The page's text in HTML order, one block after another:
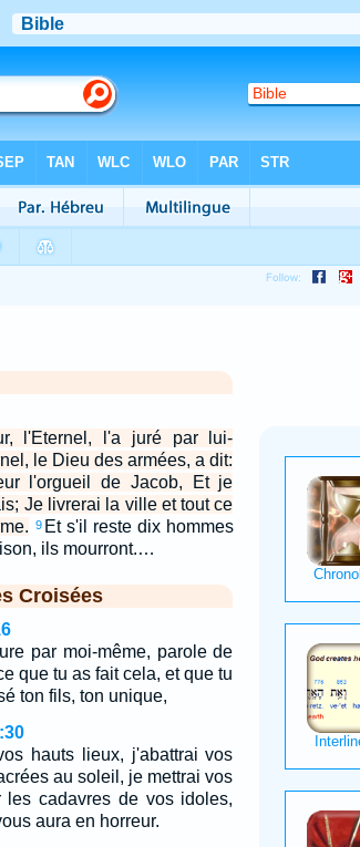
l'Eternel, l'a juré par lui-
le Dieu des armées, a dit:
l'orgueil de Jacob, Et je
Je livrerai la ville et tout ce
9 Et s'il reste dix hommes
ils mourront.…
Croisées
par moi-même, parole de
que tu as fait cela, et que tu
ton fils, ton unique,
hauts lieux, j'abattrai vos
au soleil, je mettrai vos
les cadavres de vos idoles,
aura en horreur.